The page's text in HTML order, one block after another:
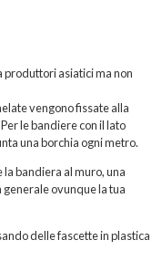
produttori asiatici ma non
vengono fissate alla
le bandiere con il lato
una borchia ogni metro.
bandiera al muro, una
generale ovunque la tua
delle fascette in plastica